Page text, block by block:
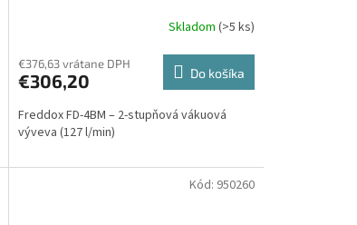
Skladom (>5 ks)
€376,63 vrátane DPH
€306,20 Do košíka
Freddox FD-4BM – 2-stupňová vákuová
výveva (127 l/min)
Kód: 950260